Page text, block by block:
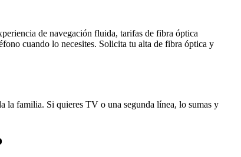
de navegación fluida, tarifas de fibra óptica
cuando lo necesites. Solicita tu alta de fibra óptica y
la familia. Si quieres TV o una segunda línea, lo sumas y